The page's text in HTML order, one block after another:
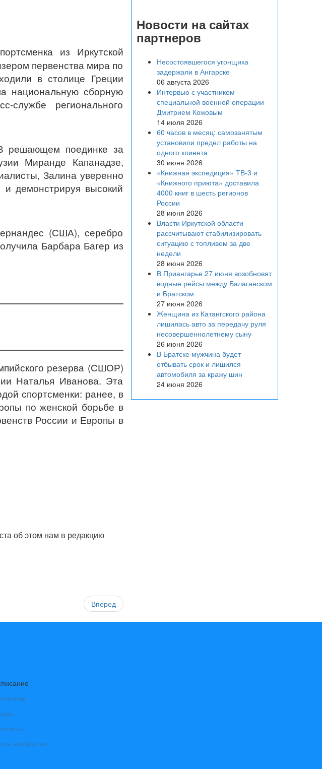
из Иркутской
первенства мира по
в столице Греции
национальную сборную
регионального
решающем поединке за
Миранде Капанадзе,
Залина уверенно
и демонстрируя высокий
(США), серебро
Барбара Багер из
резерва (СШОР)
Наталья Иванова. Эта
спортсменки: ранее, в
по женской борьбе в
России и Европы в
об этом нам в редакцию
Вперед
Новости на сайтах
партнеров
Несостоявшегося угонщика
задержали в Ангарске
06 августа 2026
Интервью с участником
специальной военной операции
Дмитрием Кожовым
14 июля 2026
60 часов в месяц: самозанятым
установили предел работы на
одного клиента
30 июня 2026
«Книжная экспедиция» ТВ-3 и
«Книжного приюта» доставила
4000 книг в шесть регионов
России
28 июня 2026
Власти Иркутской области
рассчитывают стабилизировать
ситуацию с топливом за две
недели
28 июня 2026
В Приангарье 27 июня возобновят
водные рейсы между Балаганском
и Братском
27 июня 2026
Женщина из Катангского района
лишилась авто за передачу руля
несовершеннолетнему сыну
26 июня 2026
В Братске мужчина будет
отбывать срок и лишился
автомобиля за кражу шин
24 июня 2026
авиабилет